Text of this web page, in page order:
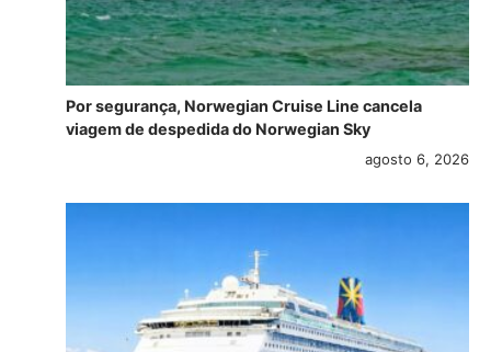
Por segurança, Norwegian Cruise Line cancela
viagem de despedida do Norwegian Sky
agosto 6, 2026